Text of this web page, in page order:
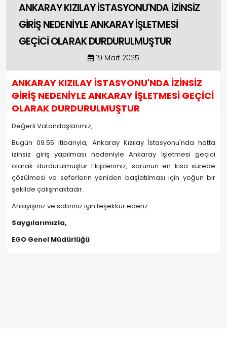
ANKARAY KIZILAY İSTASYONU'NDA İZİNSİZ
GİRİŞ NEDENİYLE ANKARAY İŞLETMESİ
GEÇİCİ OLARAK DURDURULMUŞTUR
19 Mart 2025
ANKARAY KIZILAY İSTASYONU'NDA İZİNSİZ
GİRİŞ NEDENİYLE ANKARAY İŞLETMESİ GEÇİCİ
OLARAK DURDURULMUŞTUR
Değerli Vatandaşlarımız,
Bugün 09.55 itibarıyla, Ankaray Kızılay İstasyonu'nda hatta
izinsiz giriş yapılması nedeniyle Ankaray İşletmesi geçici
olarak durdurulmuştur Ekiplerimiz, sorunun en kısa sürede
çözülmesi ve seferlerin yeniden başlatılması için yoğun bir
şekilde çalışmaktadır.
Anlayışınız ve sabrınız için teşekkür ederiz.
Saygılarımızla,
EGO Genel Müdürlüğü